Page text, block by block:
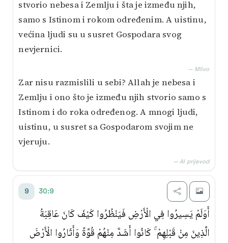
stvorio nebesa i Zemlju i šta je između njih,
samo s Istinom i rokom određenim. A uistinu,
većina ljudi su u susret Gospodara svog
nevjernici.
— Mlivo
Zar nisu razmislili u sebi? Allah je nebesa i
Zemlju i ono što je između njih stvorio samo s
Istinom i do roka određenog. A mnogi ljudi,
uistinu, u susret sa Gospodarom svojim ne
vjeruju.
— AI prijevod
9 30:9
أَوَلَمْ يَسِيرُوا فِي الْأَرْضِ فَيَنْظُرُوا كَيْفَ كَانَ عَاقِبَةُ
الَّذِينَ مِنْ قَبْلِهِمْ ۚ كَانُوا أَشَدَّ مِنْهُمْ قُوَّةً وَأَثَارُوا الْأَرْضَ